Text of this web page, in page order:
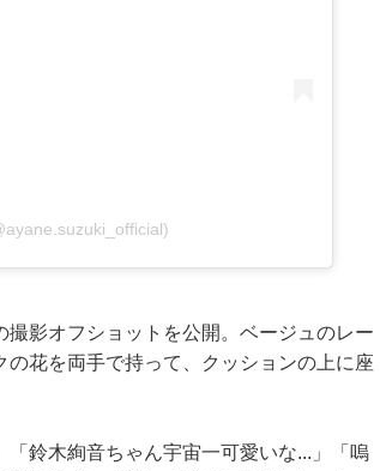
影オフショットを公開。ベージュのレー
花を両手で持って、クッションの上に座
木絢音ちゃん宇宙一可愛いな...」「嗚